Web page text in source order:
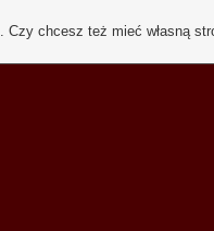
. Czy chcesz też mieć własną